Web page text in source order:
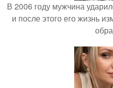
В 2006 году мужчина
и после этого его жизнь